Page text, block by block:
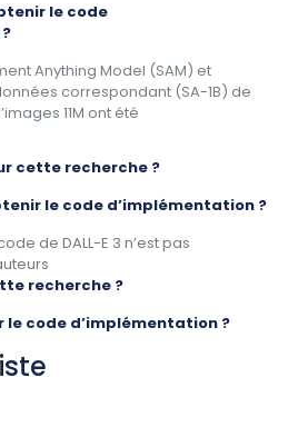
le code
Anything Model (SAM) et
correspondant (SA-1B) de
11M ont été
cette recherche ?
le code d’implémentation ?
de DALL-E 3 n’est pas
recherche ?
le code d’implémentation ?